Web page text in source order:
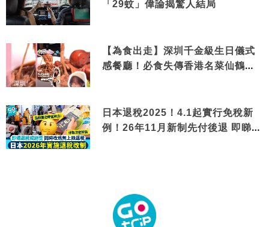
「29蚊」偉論揭驚人結局
【為食出走】深圳千金級生日儀式
感餐廳！必食失傳香港名菜仙鶴神
日本退稅2025！4.1起實行免稅新
例！26年11月新制先付後退 即睇步